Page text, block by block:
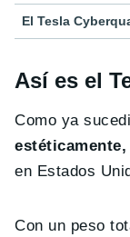
El Tesla
Así es el
Como ya
en Estados
Con un peso